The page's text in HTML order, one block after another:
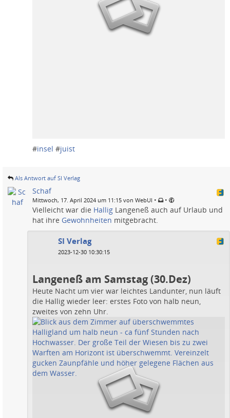
#insel #juist
Als Antwort auf SI Verlag
Schaf
Mittwoch, 17. April 2024 um 11:15 von WebUI • •
Vielleicht war die Hallig Langeneß auch auf Urlaub und
hat ihre Gewohnheiten mitgebracht.
SI Verlag
2023-12-30 10:30:15
Langeneß am Samstag (30.Dez)
Heute Nacht um vier war leichtes Landunter, nun läuft
die Hallig wieder leer: erstes Foto von halb neun,
zweites von zehn Uhr.